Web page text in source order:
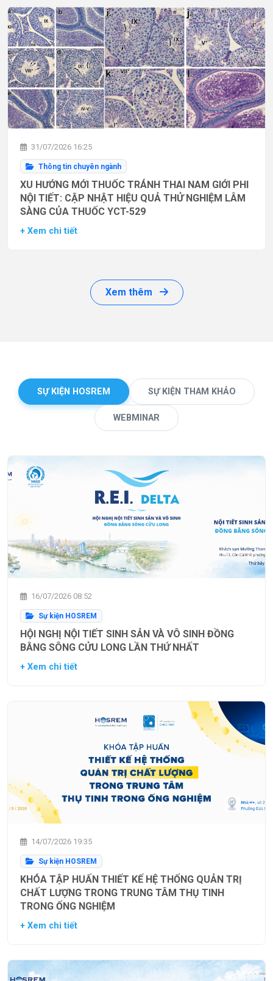
31/07/2026 16:25
Thông tin chuyên ngành
XU HƯỚNG MỚI THUỐC TRÁNH THAI NAM GIỚI PHI
NỘI TIẾT: CẬP NHẬT HIỆU QUẢ THỬ NGHIỆM LÂM
SÀNG CỦA THUỐC YCT-529
+ Xem chi tiết
Xem thêm
SỰ KIỆN HOSREM SỰ KIỆN THAM KHẢO
WEBMINAR
16/07/2026 08:52
Sự kiện HOSREM
HỘI NGHỊ NỘI TIẾT SINH SẢN VÀ VÔ SINH ĐỒNG
BẰNG SÔNG CỬU LONG LẦN THỨ NHẤT
+ Xem chi tiết
14/07/2026 19:35
Sự kiện HOSREM
KHÓA TẬP HUẤN THIẾT KẾ HỆ THỐNG QUẢN TRỊ
CHẤT LƯỢNG TRONG TRUNG TÂM THỤ TINH
TRONG ỐNG NGHIỆM
+ Xem chi tiết